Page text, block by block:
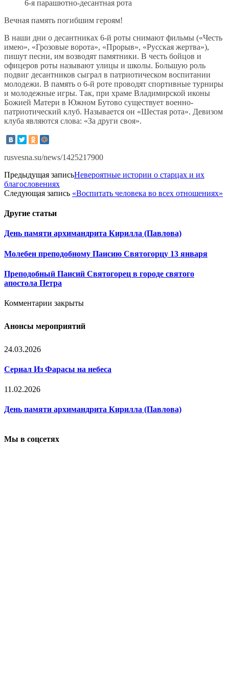
6-я парашютно-десантная рота
Вечная память погибшим героям!
В наши дни о десантниках 6-й роты снимают фильмы («Честь
имею», «Грозовые ворота», «Прорыв», «Русская жертва»),
пишут песни, им возводят памятники. В честь бойцов и
офицеров роты называют улицы и школы. Большую роль
подвиг десантников сыграл в патриотическом воспитании
молодежи. В память о 6-й роте проводят спортивные турниры
и молодежные игры. Так, при храме Владимирской иконы
Божией Матери в Южном Бутово существует военно-
патриотический клуб. Называется он «Шестая рота». Девизом
клуба являются слова: «За други своя».
rusvesna.su/news/1425217900
Предыдущая записьНевероятные истории о старцах и их
благословениях
Следующая запись «Воспитать человека во всех отношениях»
Другие статьи
День памяти архимандрита Кирилла (Павлова)
Молебен преподобному Паисию Святогорцу 13 января
Преподобный Паисий Святогорец в городе святого
апостола Петра
Комментарии закрыты
Анонсы мероприятий
24.03.2026
Сериал Из Фарасы на небеса
11.02.2026
День памяти архимандрита Кирилла (Павлова)
Мы в соцсетях